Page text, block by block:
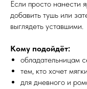
Если просто нанести
добавить тушь или
выглядеть уставшими.
Кому подойдёт:
обладательницам
тем, кто хочет
для дневного и